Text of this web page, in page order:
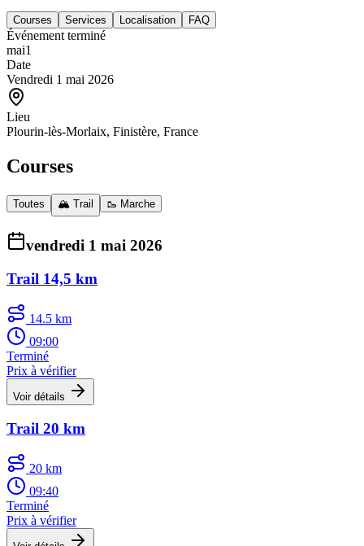
Courses Services Localisation FAQ
Événement terminé
mai1
Date
Vendredi 1 mai 2026
Lieu
Plourin-lès-Morlaix, Finistère, France
Courses
Toutes 🏔️ Trail 🥾 Marche
vendredi 1 mai 2026
Trail 14,5 km
14.5 km
09:00
Terminé
Prix à vérifier
Voir détails
Trail 20 km
20 km
09:40
Terminé
Prix à vérifier